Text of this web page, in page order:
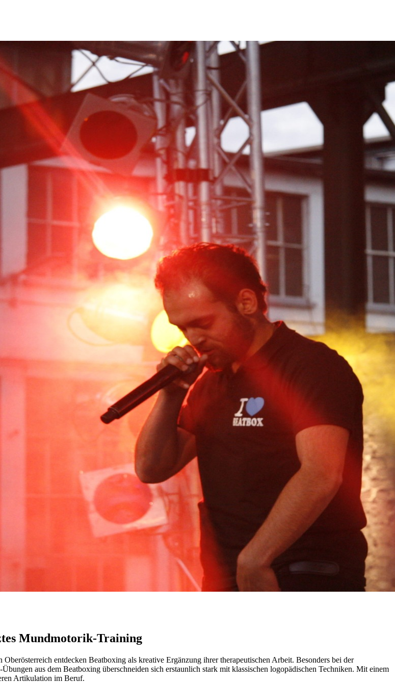
Mundmotorik-Training
entdecken Beatboxing als kreative Ergänzung ihrer therapeutischen Arbeit. Besonders bei der
aus dem Beatboxing überschneiden sich erstaunlich stark mit klassischen logopädischen Techniken. Mit einem
Artikulation im Beruf.